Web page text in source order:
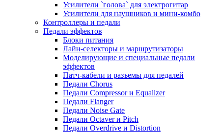
Усилители `голова` для электрогитар
Усилители для наушников и мини-комбо
Контроллеры и педали
Педали эффектов
Блоки питания
Лайн-селекторы и маршрутизаторы
Моделирующие и специальные педали
эффектов
Патч-кабели и разъемы для педалей
Педали Chorus
Педали Compressor и Equalizer
Педали Flanger
Педали Noise Gate
Педали Octaver и Pitch
Педали Overdrive и Distortion